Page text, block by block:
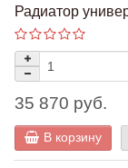
Радиатор
35 870 руб.
В корзину